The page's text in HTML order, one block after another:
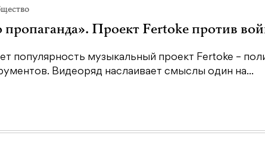
Проект Fertoke против
популярность музыкальный проект Fertoke –
Видеоряд наслаивает смыслы один на...